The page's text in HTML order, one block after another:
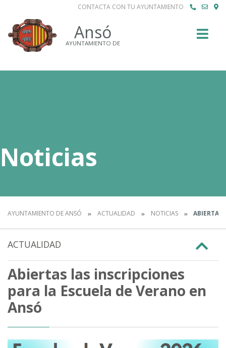
CONTACTA CON TU AYUNTAMIENTO
Ansó
AYUNTAMIENTO DE
Noticias
AYUNTAMIENTO DE ANSÓ ACTUALIDAD NOTICIAS ABIERTAS
ACTUALIDAD
Abiertas las inscripciones
para la Escuela de Verano en
Ansó